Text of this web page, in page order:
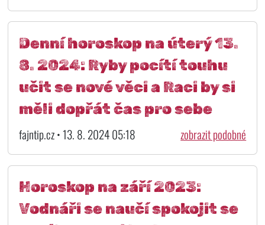
Denní horoskop na úterý 13.
8. 2024: Ryby pocítí touhu
učit se nové věci a Raci by si
měli dopřát čas pro sebe
fajntip.cz • 13. 8. 2024 05:18 zobrazit podobné
Horoskop na září 2023:
Vodnáři se naučí spokojit se